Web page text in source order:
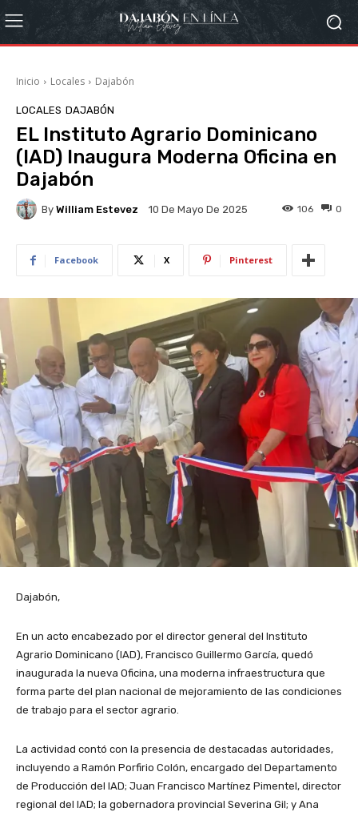
Inicio Locales Dajabón
LOCALES DAJABÓN
EL Instituto Agrario Dominicano
(IAD) Inaugura Moderna Oficina en
Dajabón
By William Estevez 10 De Mayo De 2025 0
106
Facebook X Pinterest
Dajabón,
En un acto encabezado por el director general del Instituto
Agrario Dominicano (IAD), Francisco Guillermo García, quedó
inaugurada la nueva Oficina, una moderna infraestructura que
forma parte del plan nacional de mejoramiento de las condiciones
de trabajo para el sector agrario.
La actividad contó con la presencia de destacadas autoridades,
incluyendo a Ramón Porfirio Colón, encargado del Departamento
de Producción del IAD; Juan Francisco Martínez Pimentel, director
regional del IAD; la gobernadora provincial Severina Gil; y Ana